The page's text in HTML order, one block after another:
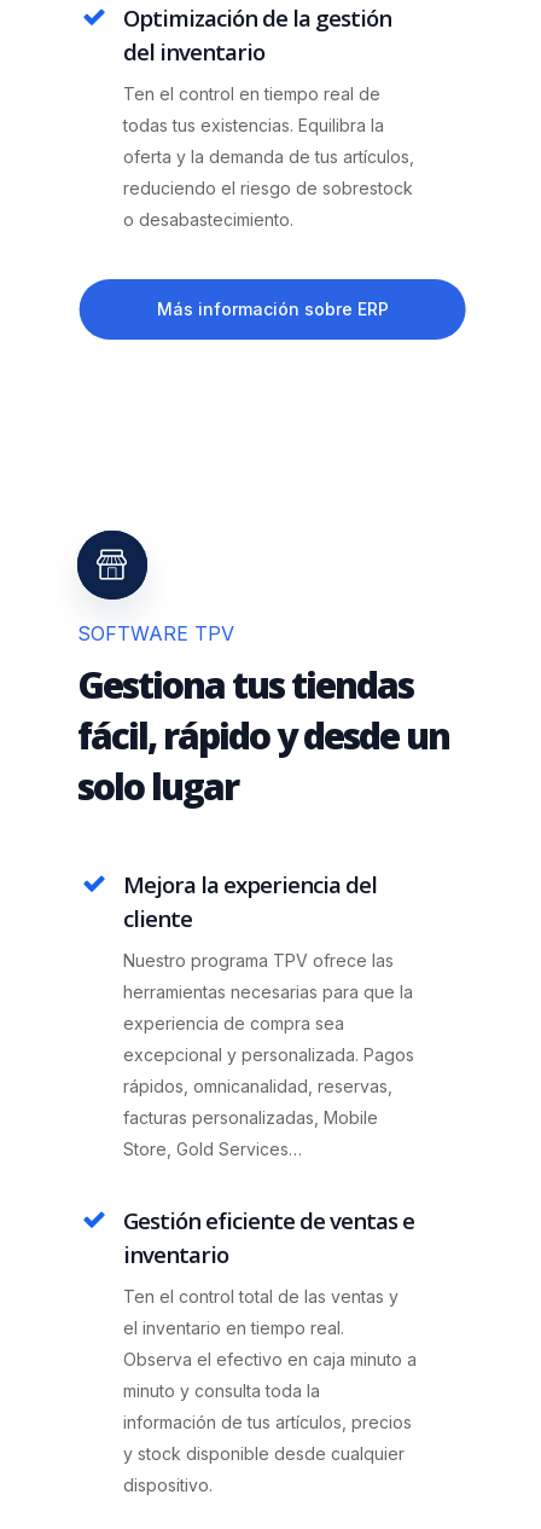
Optimización de la gestión
del inventario
Ten el control en tiempo real de
todas tus existencias. Equilibra la
oferta y la demanda de tus artículos,
reduciendo el riesgo de sobrestock
o desabastecimiento.
Más información sobre ERP
SOFTWARE TPV
Gestiona tus tiendas
fácil, rápido y desde un
solo lugar
Mejora la experiencia del
cliente
Nuestro programa TPV ofrece las
herramientas necesarias para que la
experiencia de compra sea
excepcional y personalizada. Pagos
rápidos, omnicanalidad, reservas,
facturas personalizadas, Mobile
Store, Gold Services…
Gestión eficiente de ventas e
inventario
Ten el control total de las ventas y
el inventario en tiempo real.
Observa el efectivo en caja minuto a
minuto y consulta toda la
información de tus artículos, precios
y stock disponible desde cualquier
dispositivo.